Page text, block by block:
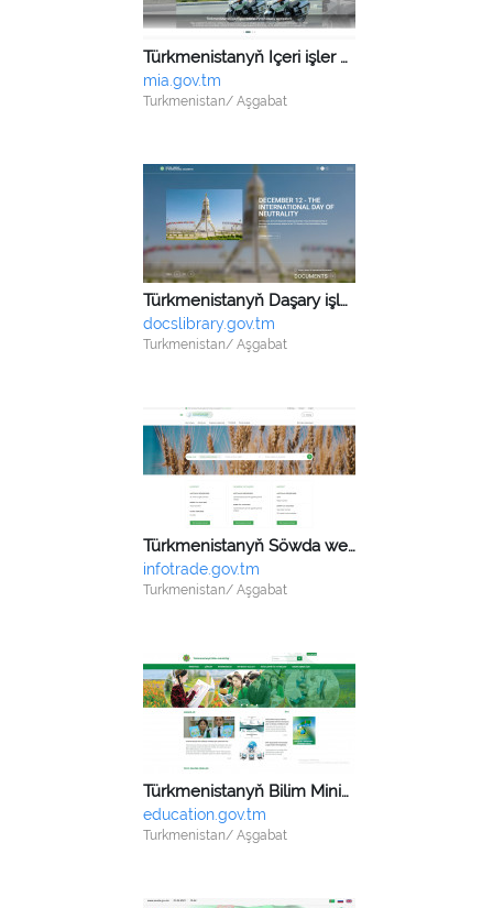
Türkmenistanyň Içeri işler ministrligi Aragatnaşyk müdirligi
mia.gov.tm
Turkmenistan/ Aşgabat
Türkmenistanyň Daşary işler ministrligi
docslibrary.gov.tm
Turkmenistan/ Aşgabat
Türkmenistanyň Söwda we daşary ykdysady aragatnaşyk ministrligi
infotrade.gov.tm
Turkmenistan/ Aşgabat
Türkmenistanyň Bilim Ministrligi
education.gov.tm
Turkmenistan/ Aşgabat